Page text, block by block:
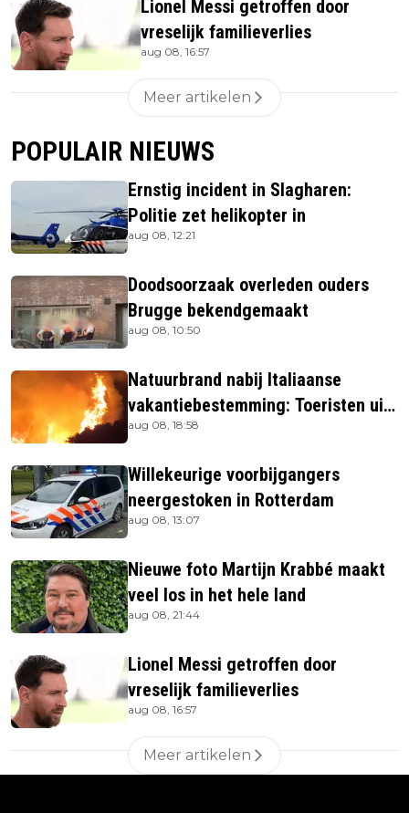
Lionel Messi getroffen door
vreselijk familieverlies
aug 08, 16:57
Meer artikelen
POPULAIR NIEUWS
Ernstig incident in Slagharen:
Politie zet helikopter in
aug 08, 12:21
Doodsoorzaak overleden ouders
Brugge bekendgemaakt
aug 08, 10:50
Natuurbrand nabij Italiaanse
vakantiebestemming: Toeristen uit
verblijven gehaald
aug 08, 18:58
Willekeurige voorbijgangers
neergestoken in Rotterdam
aug 08, 13:07
Nieuwe foto Martijn Krabbé maakt
veel los in het hele land
aug 08, 21:44
Lionel Messi getroffen door
vreselijk familieverlies
aug 08, 16:57
Meer artikelen